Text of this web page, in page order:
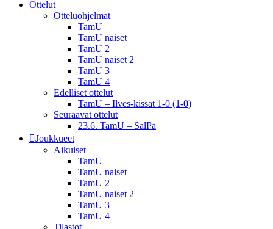
Ottelut
Otteluohjelmat
TamU
TamU naiset
TamU 2
TamU naiset 2
TamU 3
TamU 4
Edelliset ottelut
TamU – Ilves-kissat 1-0 (1-0)
Seuraavat ottelut
23.6. TamU – SalPa
Joukkueet
Aikuiset
TamU
TamU naiset
TamU 2
TamU naiset 2
TamU 3
TamU 4
Tilastot